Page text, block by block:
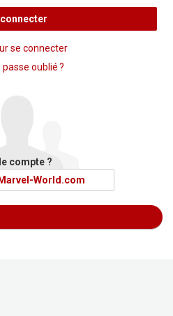
se connecter
passe oublié ?
compte ?
World.com